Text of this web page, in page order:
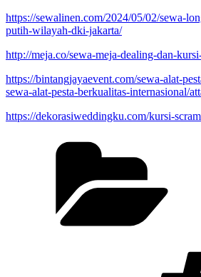
https://sewalinen.com/2024/05/02/sewa-
putih-wilayah-dki-jakarta/
http://meja.co/sewa-meja-dealing-dan-
https://bintangjayaevent.com/sewa-alat-
sewa-alat-pesta-berkualitas-internasional/
https://dekorasiweddingku.com/kursi-